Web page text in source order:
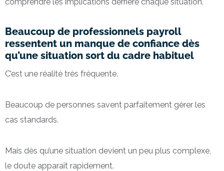
Beaucoup de professionnels payroll
ressentent un manque de confiance dès
qu’une situation sort du cadre habituel
C’est une réalité très fréquente.
Beaucoup de personnes savent parfaitement gérer les
cas standards.
Mais dès qu’une situation devient un peu plus complexe,
le doute apparaît rapidement.